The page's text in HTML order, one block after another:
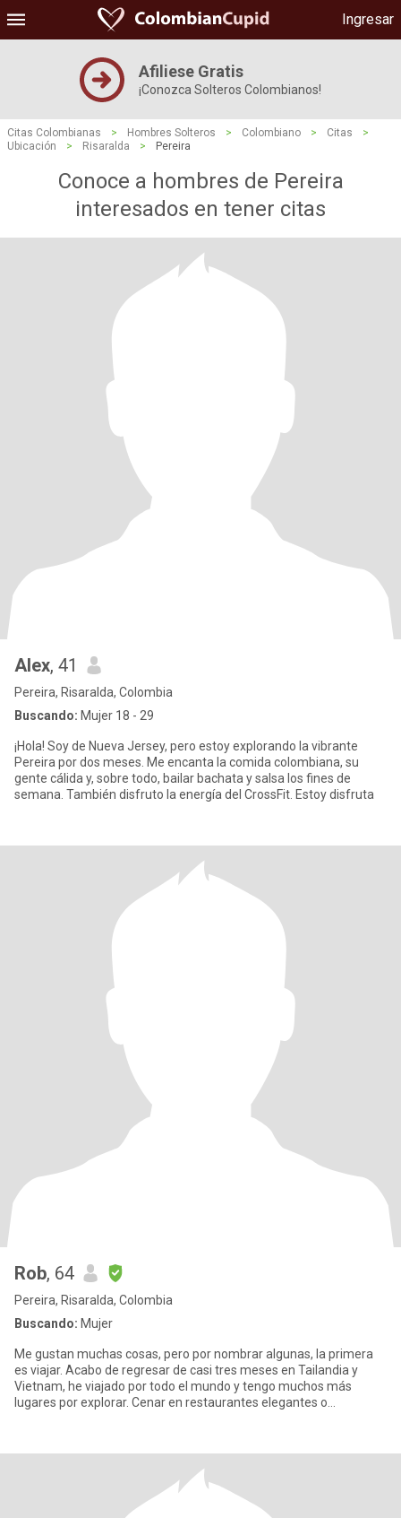
Ingresar
Afiliese Gratis
¡Conozca Solteros Colombianos!
Citas Colombianas > Hombres Solteros > Colombiano > Citas
>
Ubicación
> Risaralda > Pereira
Conoce a hombres de Pereira
interesados ​​en tener citas
Alex, 41
Pereira, Risaralda, Colombia
Buscando: Mujer 18 - 29
¡Hola! Soy de Nueva Jersey, pero estoy explorando la vibrante
Pereira por dos meses. Me encanta la comida colombiana, su
gente cálida y, sobre todo, bailar bachata y salsa los fines de
semana. También disfruto la energía del CrossFit. Estoy disfruta
Rob, 64
Pereira, Risaralda, Colombia
Buscando: Mujer
Me gustan muchas cosas, pero por nombrar algunas, la primera
es viajar. Acabo de regresar de casi tres meses en Tailandia y
Vietnam, he viajado por todo el mundo y tengo muchos más
lugares por explorar. Cenar en restaurantes elegantes o